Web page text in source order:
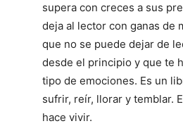
supera con creces a sus
deja al lector con ganas de
que no se puede dejar de
desde el principio y que te
tipo de emociones. Es un
sufrir, reír, llorar y temblar.
hace vivir.